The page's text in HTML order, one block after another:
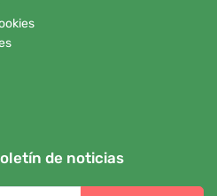
de noticias